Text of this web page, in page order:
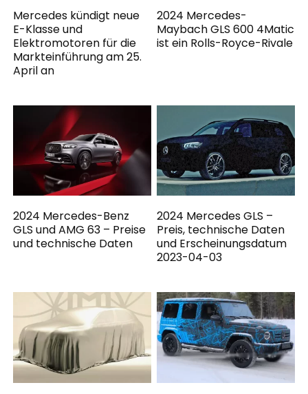
Mercedes kündigt neue
E-Klasse und
Elektromotoren für die
Markteinführung am 25.
April an
2024 Mercedes-
Maybach GLS 600 4Matic
ist ein Rolls-Royce-Rivale
2024 Mercedes-Benz
GLS und AMG 63 – Preise
und technische Daten
2024 Mercedes GLS –
Preis, technische Daten
und Erscheinungsdatum
2023-04-03